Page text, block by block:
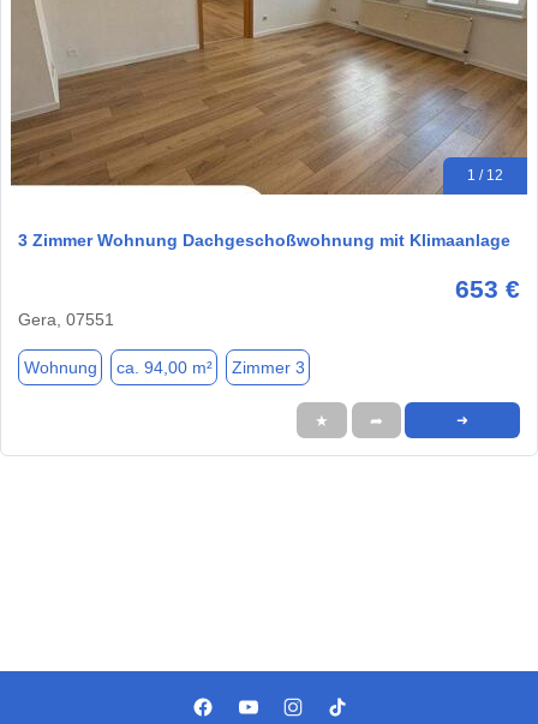
1 / 12
3 Zimmer Wohnung Dachgeschoßwohnung mit Klimaanlage
653 €
Gera, 07551
Wohnung ca. 94,00 m² Zimmer 3
★ ➦ ➜